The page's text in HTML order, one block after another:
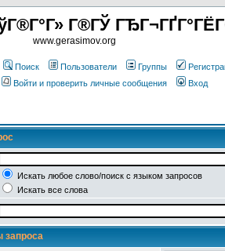
Г®ГЎ
www.gerasimov.org
Поиск Пользователи Группы
Войти и проверить личные сообщения Вход
Искать любое слово/поиск с языком запросов
Искать все слова
запроса